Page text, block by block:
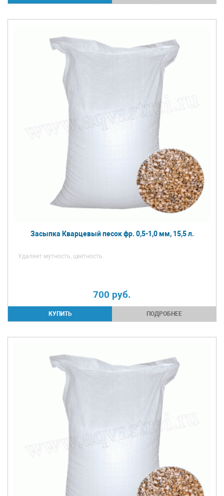
Засыпка Кварцевый песок фр. 0,5-1,0 мм, 15,5 л.
Удаляет мутность, цветность.
700 руб.
ПОДРОБНЕЕ